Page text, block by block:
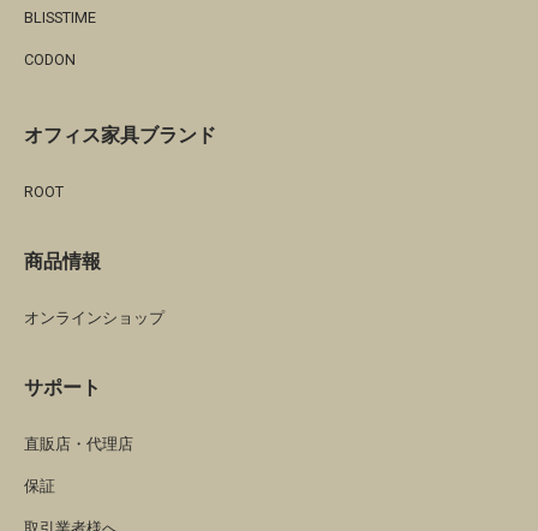
BLISSTIME
CODON
オフィス家具ブランド
ROOT
商品情報
オンラインショップ
サポート
直販店・代理店
保証